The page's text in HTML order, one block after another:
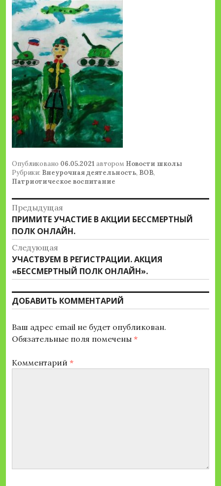
Опубликовано 06.05.2021 автором Новости школы
Рубрики: Внеурочная деятельность, ВОВ,
Патриотическое воспитание
Навигация
по
записям
Предыдущая
Предыдущая
запись:
ПРИМИТЕ УЧАСТИЕ В АКЦИИ БЕССМЕРТНЫЙ
ПОЛК ОНЛАЙН.
Следующая
Следующая
запись:
УЧАСТВУЕМ В РЕГИСТРАЦИИ. АКЦИЯ
«БЕССМЕРТНЫЙ ПОЛК ОНЛАЙН».
ДОБАВИТЬ КОММЕНТАРИЙ
Ваш адрес email не будет опубликован.
Обязательные поля помечены *
Комментарий *